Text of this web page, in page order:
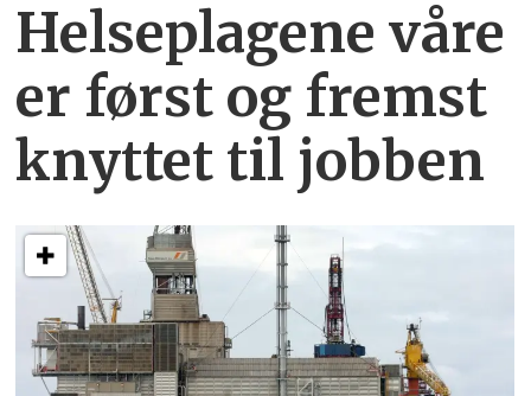
Helseplagene våre
er først og fremst
knyttet til jobben